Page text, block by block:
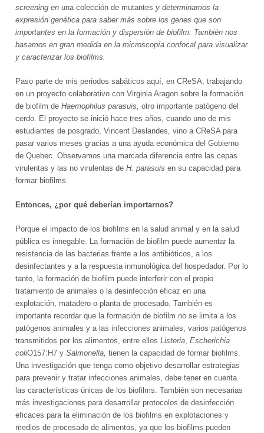
screening en una colección de mutantes y determinamos la
expresión genética para saber más sobre los genes que son
importantes en la formación y dispersión de biofilm. También nos
basamos en gran medida en la microscopía confocal para visualizar
y caracterizar los biofilms.
Paso parte de mis periodos sabáticos aquí, en CReSA, trabajando
en un proyecto colaborativo con Virginia Aragon sobre la formación
de biofilm de Haemophilus parasuis, otro importante patógeno del
cerdo. El proyecto se inició hace tres años, cuando uno de mis
estudiantes de posgrado, Vincent Deslandes, vino a CReSA para
pasar varios meses gracias a una ayuda económica del Gobierno
de Quebec. Observamos una marcada diferencia entre las cepas
virulentas y las no virulentas de H. parasuis en su capacidad para
formar biofilms.
Entonces, ¿por qué deberían importarnos?
Porque el impacto de los biofilms en la salud animal y en la salud
pública es innegable. La formación de biofilm puede aumentar la
resistencia de las bacterias frente a los antibióticos, a los
desinfectantes y a la respuesta inmunológica del hospedador. Por lo
tanto, la formación de biofilm puede interferir con el propio
tratamiento de animales o la desinfección eficaz en una
explotación, matadero o planta de procesado. También es
importante recordar que la formación de biofilm no se limita a los
patógenos animales y a las infecciones animales; varios patógenos
transmitidos por los alimentos, entre ellos Listeria Escherichia
coliO157:H7 y Salmonella, tienen la capacidad de formar biofilms.
Una investigación que tenga como objetivo desarrollar estrategias
para prevenir y tratar infecciones animales, debe tener en cuenta
las características únicas de los biofilms. También son necesarias
más investigaciones para desarrollar protocolos de desinfección
eficaces para la eliminación de los biofilms en explotaciones y
medios de procesado de alimentos, ya que los biofilms pueden